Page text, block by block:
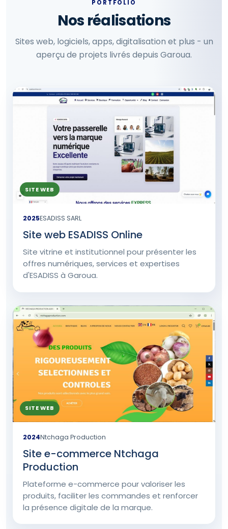
PORTFOLIO
Nos réalisations
Sites web, logiciels, apps, digitalisation et plus - un
aperçu de projets livrés depuis Garoua.
SITE WEB
2025ESADISS SARL
Site web ESADISS Online
Site vitrine et institutionnel pour présenter les
offres numériques, services et expertises
d'ESADISS à Garoua.
SITE WEB
2024Ntchaga Production
Site e-commerce Ntchaga
Production
Plateforme e-commerce pour valoriser les
produits, faciliter les commandes et renforcer
la présence digitale de la marque.